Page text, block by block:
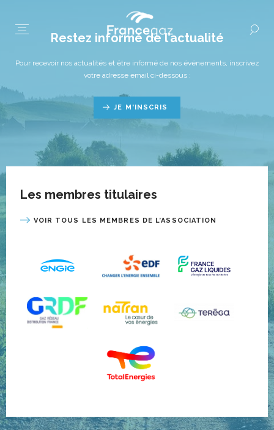
Restez informé de l’actualité
Pour recevoir nos actualités et être informé de nos événements, inscrivez
votre adresse email ci-dessous :
JE M'INSCRIS
Les membres titulaires
VOIR TOUS LES MEMBRES DE L’ASSOCIATION